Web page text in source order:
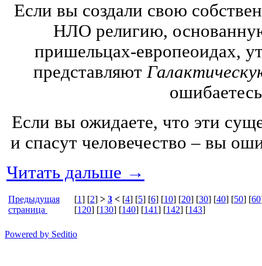
Если вы создали свою
НЛО религию,
пришельцах-европеоидах,
представляют
Если вы ожидаете, что эти
и спасут человечество – вы
Читать дальше →
Предыдущая
страница
[1] [2] > 3 < [4] [5] [6] [10] [20] [30] [40] [50] [60
[120] [130] [140] [141] [142] [143]
Powered by Seditio